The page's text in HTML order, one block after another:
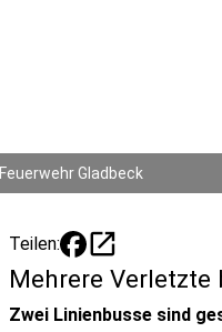
Feuerwehr Gladbeck
Teilen: open_in_new
Mehrere Verletzte
Zwei Linienbusse sind